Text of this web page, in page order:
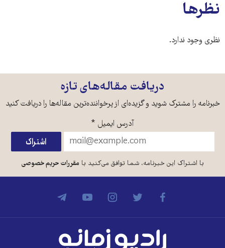
نظرها
نظری وجود ندارد.
دریافت مقاله‌های تازه
خبرنامه را مشترک شوید و گزیده‌ای از پرخواننده‌ترین مقاله‌ها را دریافت کنید
آدرس ایمیل *
با اشتراک این خبرنامه، شما توافق می‌کنید بامقررات حریم خصوصی